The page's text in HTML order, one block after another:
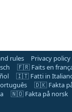
rules Privacy policy
🇫🇷 Faits en
🇮🇹 Fatti in
🇩🇰 Fakta
🇳🇴 Fakta på norsk